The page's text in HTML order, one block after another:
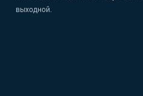
выходной.